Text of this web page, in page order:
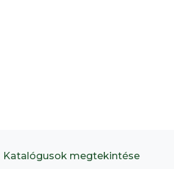
Katalógusok megtekintése